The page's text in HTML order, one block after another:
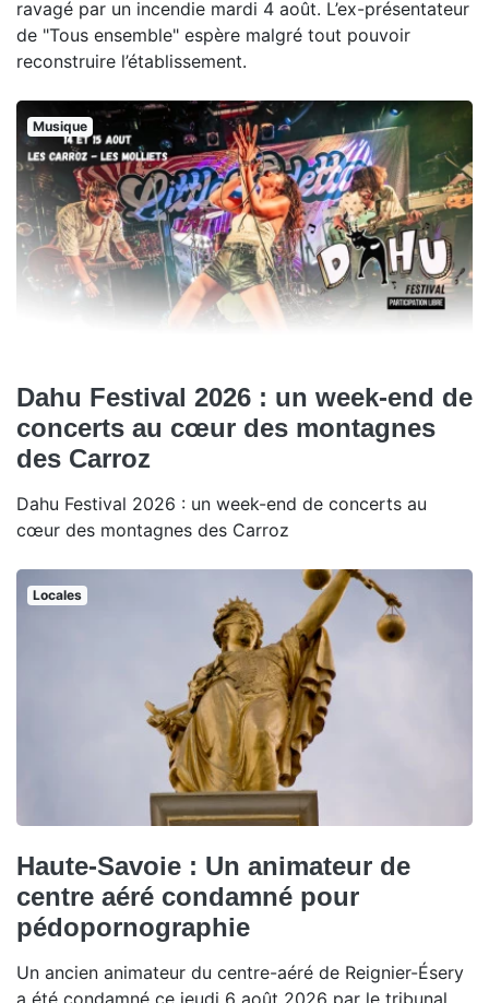
ravagé par un incendie mardi 4 août. L’ex-présentateur
de "Tous ensemble" espère malgré tout pouvoir
reconstruire l’établissement.
Musique
Dahu Festival 2026 : un week-end de
concerts au cœur des montagnes
des Carroz
Dahu Festival 2026 : un week-end de concerts au
cœur des montagnes des Carroz
Locales
Haute-Savoie : Un animateur de
centre aéré condamné pour
pédopornographie
Un ancien animateur du centre-aéré de Reignier-Ésery